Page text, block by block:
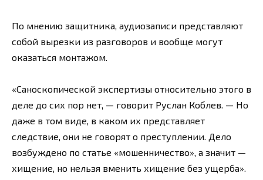
По мнению защитника, аудиозаписи представляют
собой вырезки из разговоров и вообще могут
оказаться монтажом.
«Саноскопической экспертизы относительно этого в
деле до сих пор нет, — говорит Руслан Коблев. — Но
даже в том виде, в каком их представляет
следствие, они не говорят о преступлении. Дело
возбуждено по статье «мошенничество», а значит —
хищение, но нельзя вменить хищение без ущерба».